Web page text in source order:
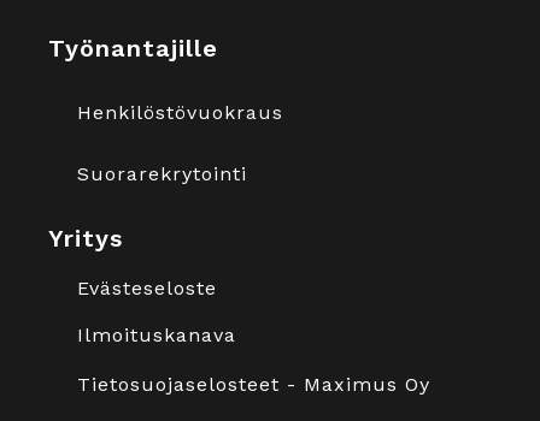
Työnantajille
Henkilöstövuokraus
Suorarekrytointi
Yritys
Evästeseloste
Ilmoituskanava
Tietosuojaselosteet - Maximus Oy